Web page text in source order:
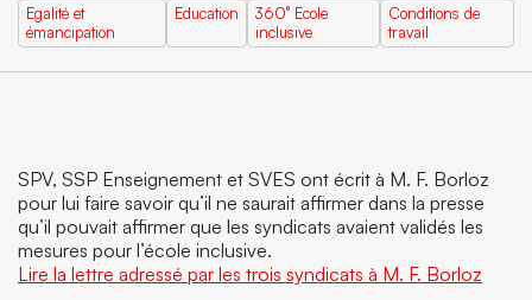
Egalité et
émancipation
Education
360° Ecole
inclusive
Conditions de
travail
SPV, SSP Enseignement et SVES ont écrit à M. F. Borloz
pour lui faire savoir qu’il ne saurait affirmer dans la presse
qu’il pouvait affirmer que les syndicats avaient validés les
mesures pour l’école inclusive.
Lire la lettre adressé par les trois syndicats à M. F. Borloz